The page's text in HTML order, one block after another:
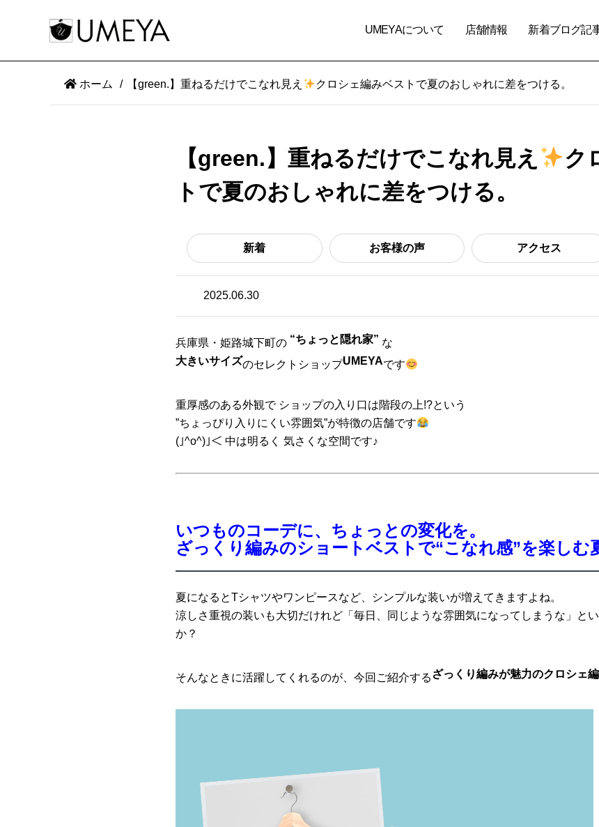
UMEYAについて 店舗情報 新着ブログ記
ホーム 【green.】重ねるだけでこなれ見え クロシェ編みベストで夏のおしゃれに差をつける。
【green.】重ねるだけでこなれ見え
ク
トで夏のおしゃれに差をつける。
新着 お客様の声 アクセス
2025.06.30
兵庫県・姫路城下町の “ちょっと隠れ家” な
大きいサイズのセレクトショップUMEYAです
重厚感のある外観で ショップの入り口は階段の上!?という
”ちょっぴり入りにくい雰囲気”が特徴の店舗です
(｣^o^)｣＜ 中は明るく 気さくな空間です♪
いつものコーデに、ちょっとの変化を。
ざっくり編みのショートベストで“こなれ感”を楽しむ
夏になるとTシャツやワンピースなど、シンプルな装いが増えてきますよね。
涼しさ重視の装いも大切だけれど「毎日、同じような雰囲気になってしまうな」と
か？
そんなときに活躍してくれるのが、今回ご紹介する ざっくり編みが魅力のクロシェ